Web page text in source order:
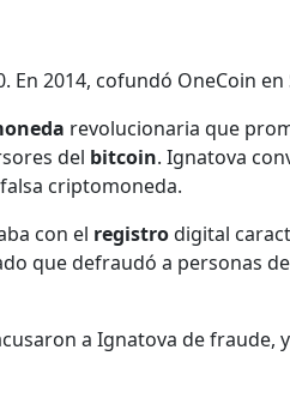
En 2014, cofundó OneCoin
revolucionaria que
del bitcoin. Ignatova
criptomoneda.
con el registrodigital
que defraudó a personas
a Ignatova de fraude,